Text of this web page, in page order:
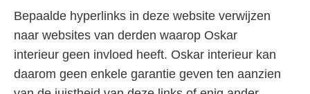
Bepaalde hyperlinks in deze website verwijzen
naar websites van derden waarop Oskar
interieur geen invloed heeft. Oskar interieur kan
daarom geen enkele garantie geven ten aanzien